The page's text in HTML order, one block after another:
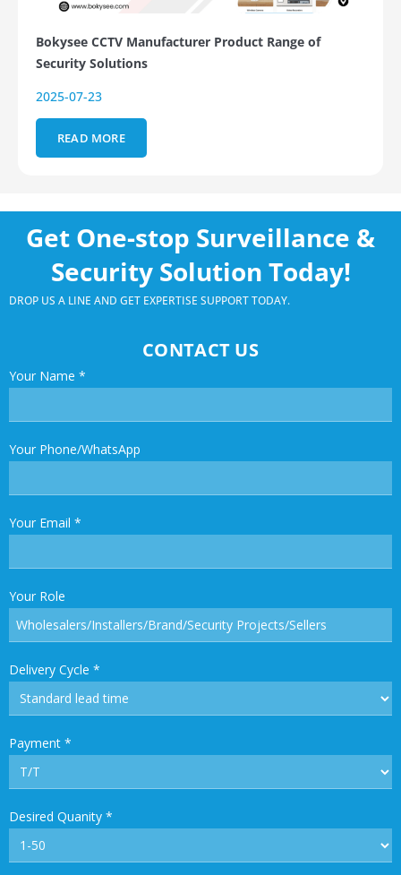
Bokysee CCTV Manufacturer Product Range of
Security Solutions
2025-07-23
READ MORE
Get One-stop Surveillance &
Security Solution Today!
DROP US A LINE AND GET EXPERTISE SUPPORT TODAY.
CONTACT US
Your Name *
Your Phone/WhatsApp
Your Email *
Your Role
Delivery Cycle *
Payment *
Desired Quanity *